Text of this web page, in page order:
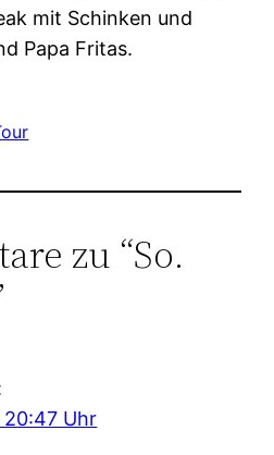
mit Schinken und
Papa Fritas.
zu “So.
20:47 Uhr